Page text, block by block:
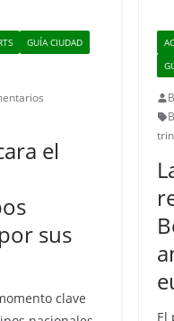
GUÍA CIUDAD
el
sus
clave
El